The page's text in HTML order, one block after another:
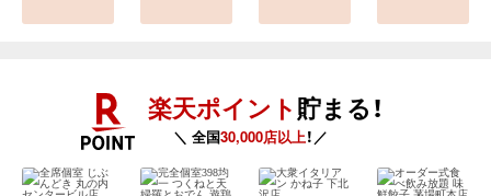
楽天ポイント貯まる！
＼ 全国30,000店以上！／